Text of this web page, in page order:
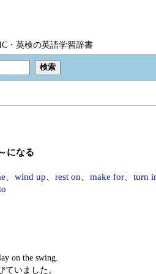
・英検の英語学習辞書
になる
wind up rest on make for turn
on the swing.
いました。